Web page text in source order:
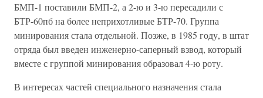
БМП-1 поставили БМП-2, а 2-ю и 3-ю пересадили с
БТР-60пб на более неприхотливые БТР-70. Группа
минирования стала отдельной. Позже, в 1985 году, в штат
отряда был введен инженерно-саперный взвод, который
вместе с группой минирования образовал 4-ю роту.
В интересах частей специального назначения стала